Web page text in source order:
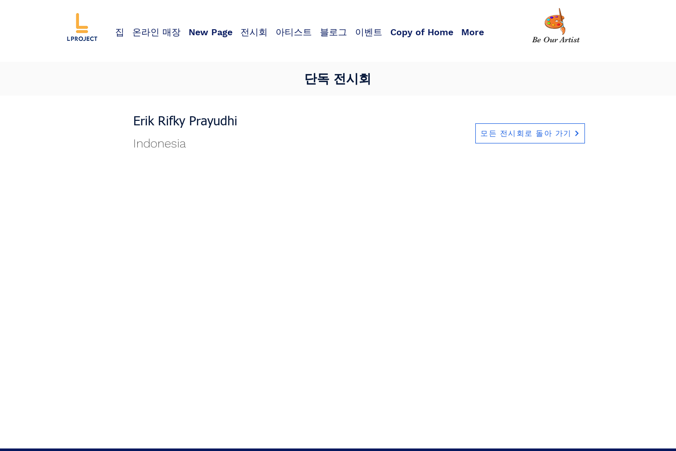
집 온라인 매장 New Page 전시회 아티스트 블로그 이벤트 Copy of Home More
Be Our Artist
단독 전시회
Erik Rifky Prayudhi
Indonesia
모든 전시회로 돌아 가기